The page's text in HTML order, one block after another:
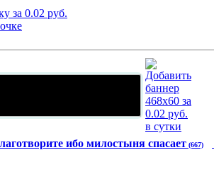
ибо милостыня спасает (667)